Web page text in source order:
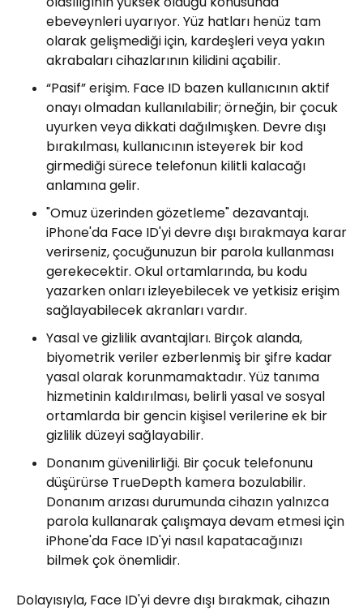
ebeveynleri uyarıyor. Yüz hatları henüz tam
olarak gelişmediği için, kardeşleri veya yakın
akrabaları cihazlarının kilidini açabilir.
“Pasif” erişim. Face ID bazen kullanıcının aktif
onayı olmadan kullanılabilir; örneğin, bir çocuk
uyurken veya dikkati dağılmışken. Devre dışı
bırakılması, kullanıcının isteyerek bir kod
girmediği sürece telefonun kilitli kalacağı
anlamına gelir.
"Omuz üzerinden gözetleme" dezavantajı.
iPhone'da Face ID'yi devre dışı bırakmaya karar
verirseniz, çocuğunuzun bir parola kullanması
gerekecektir. Okul ortamlarında, bu kodu
yazarken onları izleyebilecek ve yetkisiz erişim
sağlayabilecek akranları vardır.
Yasal ve gizlilik avantajları. Birçok alanda,
biyometrik veriler ezberlenmiş bir şifre kadar
yasal olarak korunmamaktadır. Yüz tanıma
hizmetinin kaldırılması, belirli yasal ve sosyal
ortamlarda bir gencin kişisel verilerine ek bir
gizlilik düzeyi sağlayabilir.
Donanım güvenilirliği. Bir çocuk telefonunu
düşürürse TrueDepth kamera bozulabilir.
Donanım arızası durumunda cihazın yalnızca
parola kullanarak çalışmaya devam etmesi için
iPhone'da Face ID'yi nasıl kapatacağınızı
bilmek çok önemlidir.
Dolayısıyla, Face ID'yi devre dışı bırakmak, cihazın